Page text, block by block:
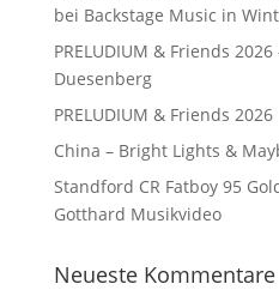
bei Backstage Music in
PRELUDIUM & Friends
Duesenberg
PRELUDIUM & Friends 2026
China – Bright Lights &
Standford CR Fatboy 95
Gotthard Musikvideo
Neueste Kommentare